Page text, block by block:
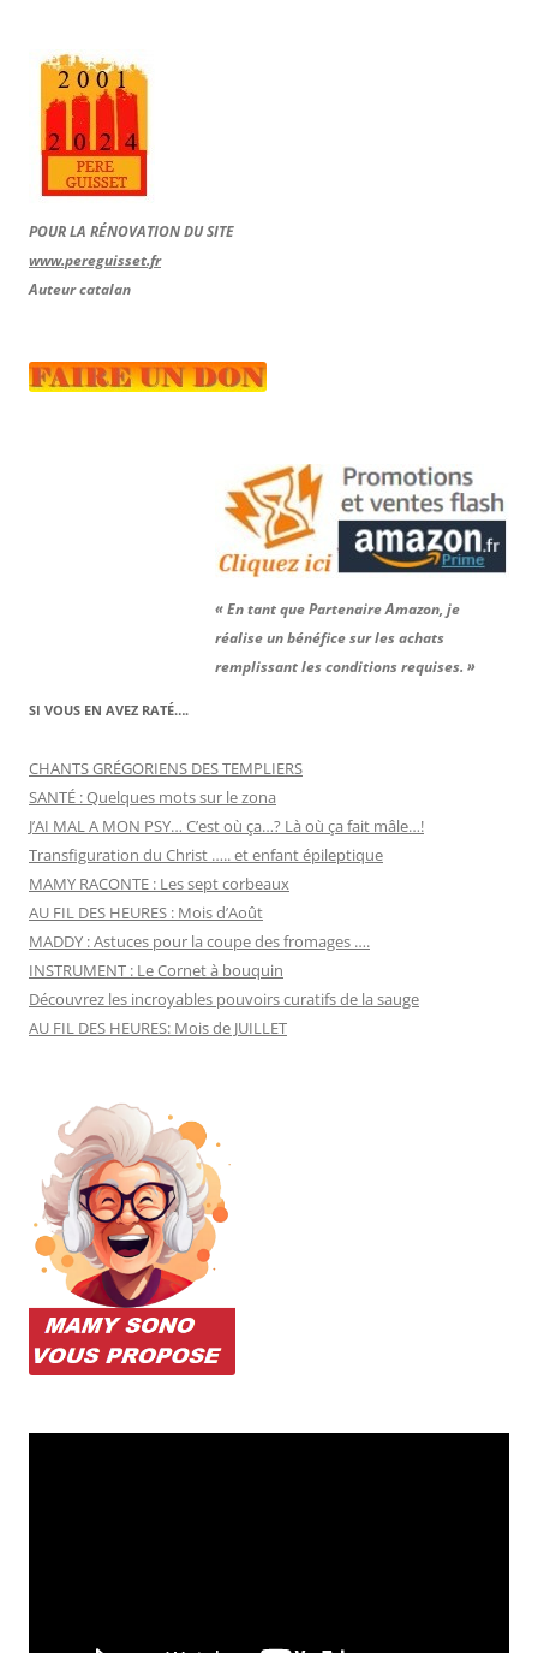
POUR LA RÉNOVATION DU SITE
www.pereguisset.fr
Auteur catalan
« En tant que Partenaire Amazon, je
réalise un bénéfice sur les achats
remplissant les conditions requises. »
SI VOUS EN AVEZ RATÉ….
CHANTS GRÉGORIENS DES TEMPLIERS
SANTÉ : Quelques mots sur le zona
J’AI MAL A MON PSY… C’est où ça…? Là où ça fait mâle…!
Transfiguration du Christ ….. et enfant épileptique
MAMY RACONTE : Les sept corbeaux
AU FIL DES HEURES : Mois d’Août
MADDY : Astuces pour la coupe des fromages ….
INSTRUMENT : Le Cornet à bouquin
Découvrez les incroyables pouvoirs curatifs de la sauge
AU FIL DES HEURES: Mois de JUILLET